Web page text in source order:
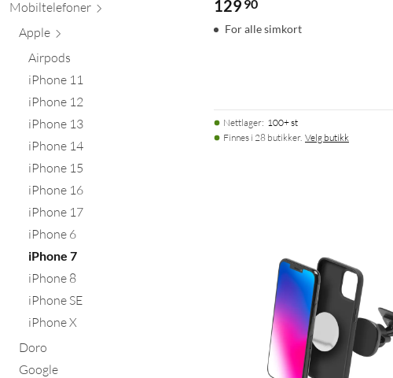
Mobiltelefoner
Apple
Airpods
iPhone 11
iPhone 12
iPhone 13
iPhone 14
iPhone 15
iPhone 16
iPhone 17
iPhone 6
iPhone 7
iPhone 8
iPhone SE
iPhone X
Doro
Google
129 90
For alle simkort
Nettlager: 100+ st
Finnes i 28 butikker. Velg butikk